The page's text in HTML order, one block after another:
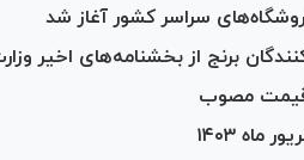
سراسر کشور آغاز شد
برنج از بخشنامه‌های اخیر
قیمت مصو‌ب
۱۴۰۳